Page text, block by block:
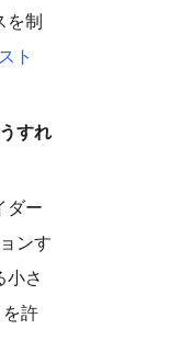
を制
ト
すれ
ダー
ンす
小さ
許